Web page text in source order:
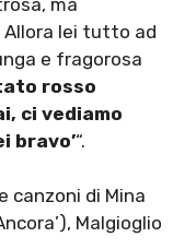
Allora lei tutto ad
e fragorosa
rosso
ci vediamo
bravo’“.
canzoni di Mina
Malgioglio